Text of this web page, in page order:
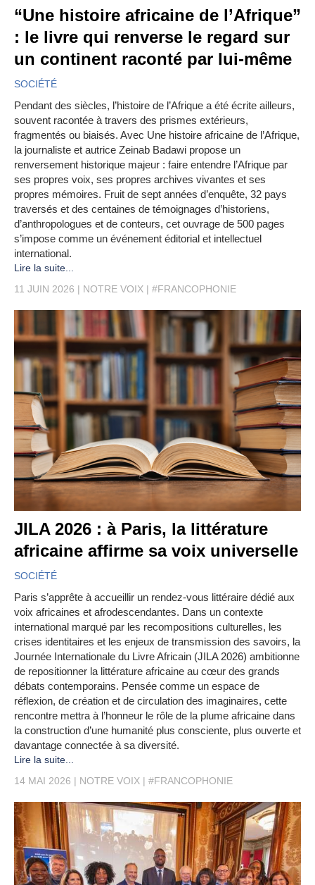
“Une histoire africaine de l’Afrique”
: le livre qui renverse le regard sur
un continent raconté par lui-même
SOCIÉTÉ
Pendant des siècles, l’histoire de l’Afrique a été écrite ailleurs,
souvent racontée à travers des prismes extérieurs,
fragmentés ou biaisés. Avec Une histoire africaine de l’Afrique,
la journaliste et autrice Zeinab Badawi propose un
renversement historique majeur : faire entendre l’Afrique par
ses propres voix, ses propres archives vivantes et ses
propres mémoires. Fruit de sept années d’enquête, 32 pays
traversés et des centaines de témoignages d’historiens,
d’anthropologues et de conteurs, cet ouvrage de 500 pages
s’impose comme un événement éditorial et intellectuel
international.
Lire la suite...
11 JUIN 2026
NOTRE VOIX #FRANCOPHONIE
JILA 2026 : à Paris, la littérature
africaine affirme sa voix universelle
SOCIÉTÉ
Paris s’apprête à accueillir un rendez-vous littéraire dédié aux
voix africaines et afrodescendantes. Dans un contexte
international marqué par les recompositions culturelles, les
crises identitaires et les enjeux de transmission des savoirs, la
Journée Internationale du Livre Africain (JILA 2026) ambitionne
de repositionner la littérature africaine au cœur des grands
débats contemporains. Pensée comme un espace de
réflexion, de création et de circulation des imaginaires, cette
rencontre mettra à l’honneur le rôle de la plume africaine dans
la construction d’une humanité plus consciente, plus ouverte et
davantage connectée à sa diversité.
Lire la suite...
14 MAI 2026
NOTRE VOIX #FRANCOPHONIE